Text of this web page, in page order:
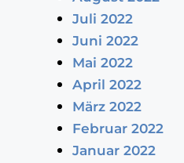
Juli 2022
Juni 2022
Mai 2022
April 2022
März 2022
Februar 2022
Januar 2022